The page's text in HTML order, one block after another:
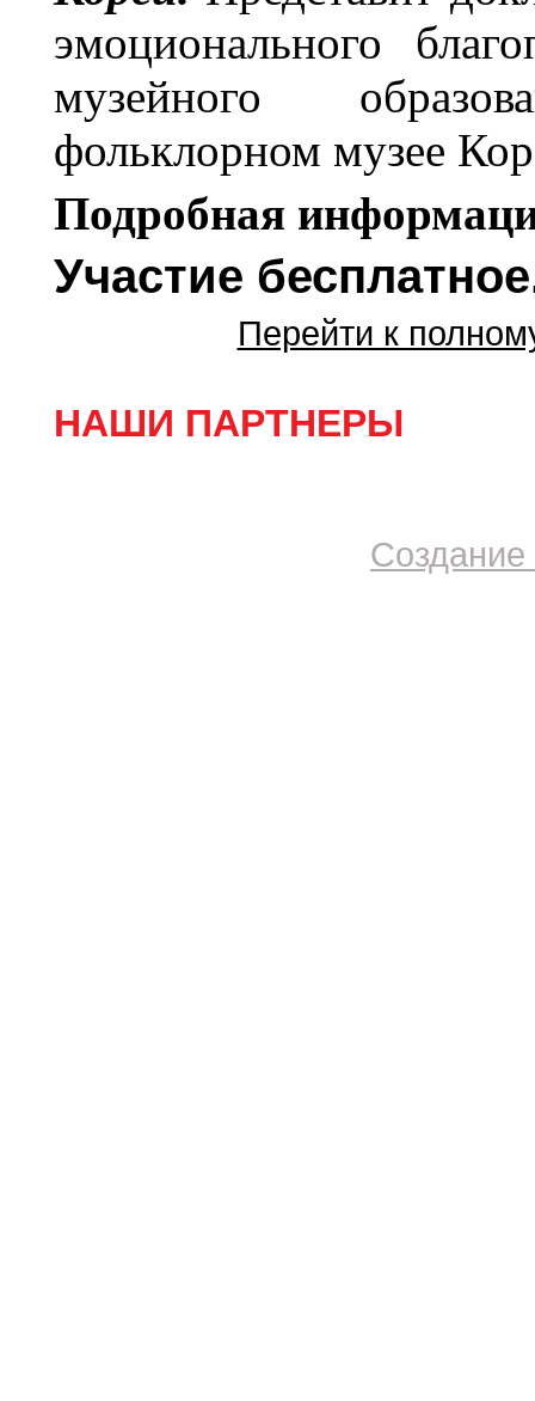
эмоционального
музейного
фольклорном музее
Подробная
Участие
Перейти к
НАШИ ПАРТНЕРЫ
Создание